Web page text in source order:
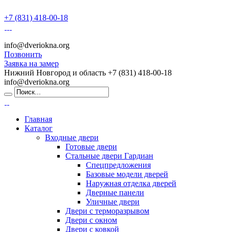
+7 (831) 418-00-18
info@dveriokna.org
Позвонить
Заявка на замер
Нижний Новгород и область +7 (831) 418-00-18
info@dveriokna.org
Главная
Каталог
Входные двери
Готовые двери
Стальные двери Гардиан
Спецпредложения
Базовые модели дверей
Наружная отделка дверей
Дверные панели
Уличные двери
Двери с терморазрывом
Двери с окном
Двери с ковкой